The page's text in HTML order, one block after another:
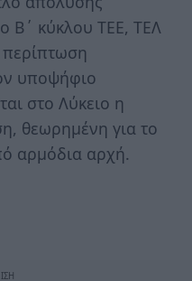
Β΄ κύκλου ΤΕΕ, ΤΕΛ
υποψήφιο
στο Λύκειο η
θεωρημένη για το
αρμόδια αρχή.